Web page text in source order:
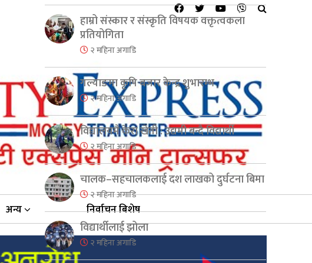
अन्य निर्वाचन बिशेष
हाम्रो संस्कार र संस्कृति विषयक वक्तृत्वकला
प्रतियोगिता
२ महिना अगाडि
गल्याङमा कृषि बजार केन्द्र शुभारम्भ
२ महिना अगाडि
विद्यालयमै केरा खेती : उद्यमी बन्दै विद्यार्थी
२ महिना अगाडि
चालक–सहचालकलाई दश लाखको दुर्घटना बिमा
२ महिना अगाडि
विद्यार्थीलाई झोला
२ महिना अगाडि